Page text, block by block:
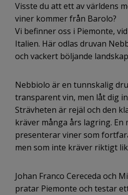
Visste du att ett av världens
viner kommer från Barolo?
Vi befinner oss i Piemonte,
Italien. Här odlas druvan
och vackert böljande
Nebbiolo är en tunnskalig
transparent vin, men låt dig
Strävheten är rejäl och den
kräver många års lagring. En
presenterar viner som
men som inte kräver riktigt
Johan Franco Cereceda och
pratar Piemonte och testar